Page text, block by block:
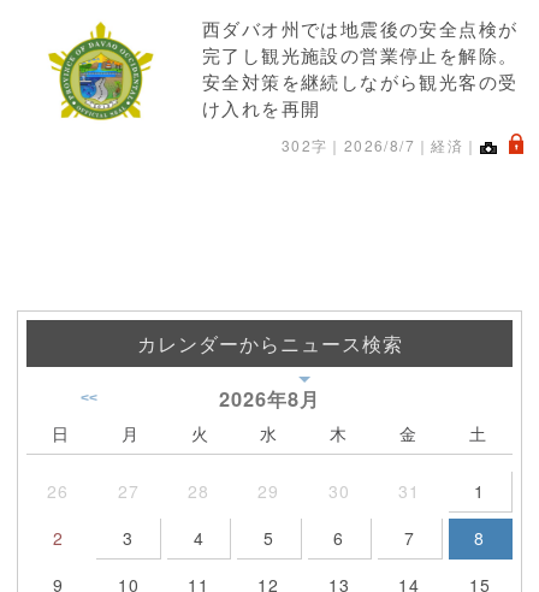
西ダバオ州では地震後の安全点検が
完了し観光施設の営業停止を解除。
安全対策を継続しながら観光客の受
け入れを再開
302字｜ 2026/8/7 ｜経済｜ .
カレンダーからニュース検索
2026年8月
<<
日 月 火 水 木 金 土
26 27 28 29 30 31
1
2
3 4 5 6 7
8
9
10 11 12 13 14
15